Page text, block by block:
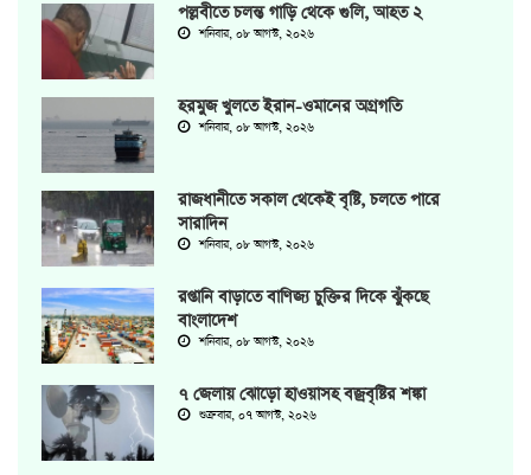
পল্লবীতে চলন্ত গাড়ি থেকে গুলি, আহত ২
শনিবার, ০৮ আগস্ট, ২০২৬
হরমুজ খুলতে ইরান-ওমানের অগ্রগতি
শনিবার, ০৮ আগস্ট, ২০২৬
রাজধানীতে সকাল থেকেই বৃষ্টি, চলতে পারে
সারাদিন
শনিবার, ০৮ আগস্ট, ২০২৬
রপ্তানি বাড়াতে বাণিজ্য চুক্তির দিকে ঝুঁকছে
বাংলাদেশ
শনিবার, ০৮ আগস্ট, ২০২৬
৭ জেলায় ঝোড়ো হাওয়াসহ বজ্রবৃষ্টির শঙ্কা
শুক্রবার, ০৭ আগস্ট, ২০২৬